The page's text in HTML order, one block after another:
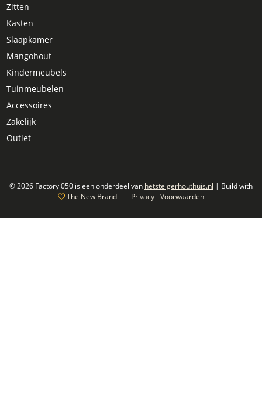
Zitten
Kasten
Slaapkamer
Mangohout
Kindermeubels
Tuinmeubelen
Accessoires
Zakelijk
Outlet
© 2026 Factory 050 is een onderdeel van hetsteigerhouthuis.nl | Build with
The New Brand
Privacy-Voorwaarden